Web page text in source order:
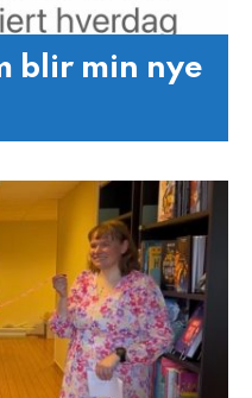
blir min nye